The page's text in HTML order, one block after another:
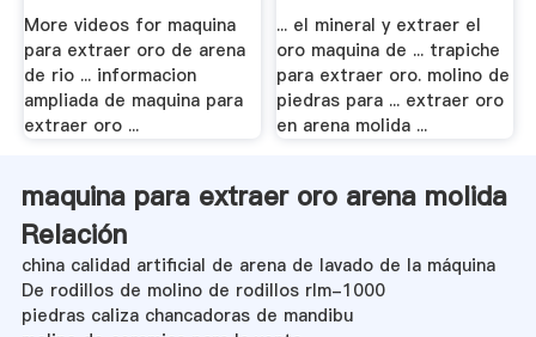
More videos for maquina
para extraer oro de arena
de rio ... informacion
ampliada de maquina para
extraer oro ...
... el mineral y extraer el
oro maquina de ... trapiche
para extraer oro. molino de
piedras para ... extraer oro
en arena molida ...
maquina para extraer oro arena molida
Relación
china calidad artificial de arena de lavado de la máquina
De rodillos de molino de rodillos rlm-1000
piedras caliza chancadoras de mandibu